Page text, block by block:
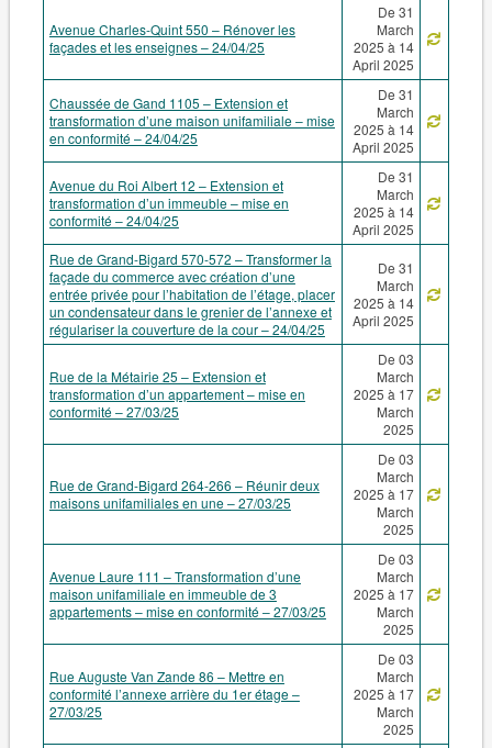
Avenue Charles-Quint 550 – Rénover les
façades et les enseignes – 24/04/25
De 31
March
2025 à 14
April 2025
Chaussée de Gand 1105 – Extension et
transformation d’une maison unifamiliale – mise
en conformité – 24/04/25
De 31
March
2025 à 14
April 2025
Avenue du Roi Albert 12 – Extension et
transformation d’un immeuble – mise en
conformité – 24/04/25
De 31
March
2025 à 14
April 2025
Rue de Grand-Bigard 570-572 – Transformer la
façade du commerce avec création d’une
entrée privée pour l’habitation de l’étage, placer
un condensateur dans le grenier de l’annexe et
régulariser la couverture de la cour – 24/04/25
De 31
March
2025 à 14
April 2025
Rue de la Métairie 25 – Extension et
transformation d’un appartement – mise en
conformité – 27/03/25
De 03
March
2025 à 17
March
2025
Rue de Grand-Bigard 264-266 – Réunir deux
maisons unifamiliales en une – 27/03/25
De 03
March
2025 à 17
March
2025
Avenue Laure 111 – Transformation d’une
maison unifamiliale en immeuble de 3
appartements – mise en conformité – 27/03/25
De 03
March
2025 à 17
March
2025
Rue Auguste Van Zande 86 – Mettre en
conformité l’annexe arrière du 1er étage –
27/03/25
De 03
March
2025 à 17
March
2025